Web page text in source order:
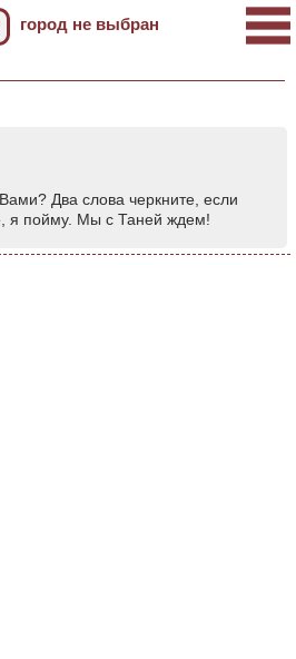
город не выбран
Два слова черкните, если
я пойму. Мы с Таней ждем!